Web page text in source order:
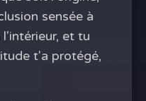
sensée à
et tu
t'a protégé,